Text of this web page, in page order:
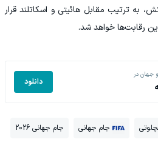
به ترتیب مقابل هائیتی و اسکاتلند قرار
رقابت‌ها خواهد شد.
و جهان در
دانلود
جام جهانی جام جهانی 2026